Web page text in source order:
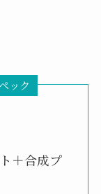
ック
＋合成プ